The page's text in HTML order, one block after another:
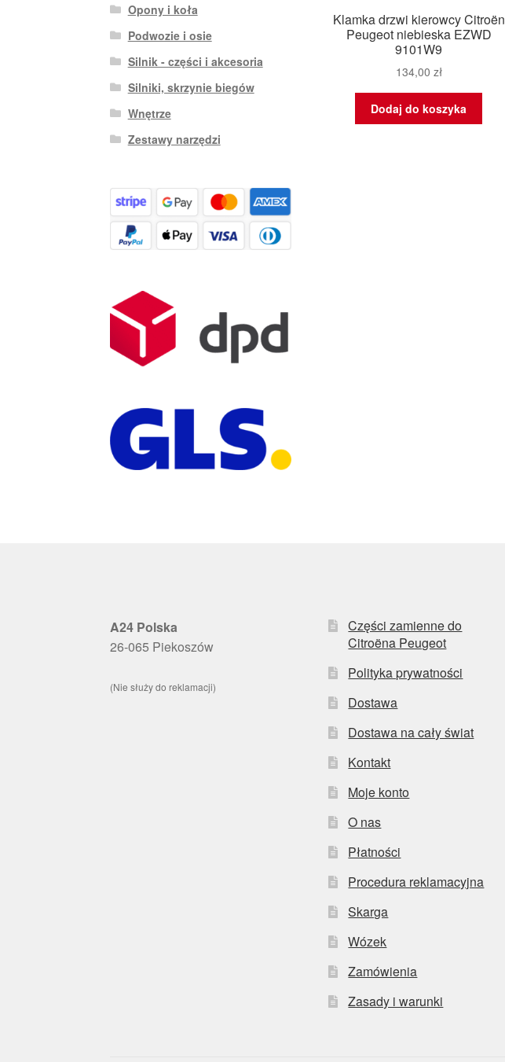
Klamka drzwi kierowcy Citroën
Peugeot niebieska EZWD
9101W9
134,00 zł
Dodaj do koszyka
Opony i koła
Podwozie i osie
Silnik - części i akcesoria
Silniki, skrzynie biegów
Wnętrze
Zestawy narzędzi
A24 Polska
26-065 Piekoszów
(Nie służy do reklamacji)
Części zamienne do
Citroëna Peugeot
Polityka prywatności
Dostawa
Dostawa na cały świat
Kontakt
Moje konto
O nas
Płatności
Procedura reklamacyjna
Skarga
Wózek
Zamówienia
Zasady i warunki